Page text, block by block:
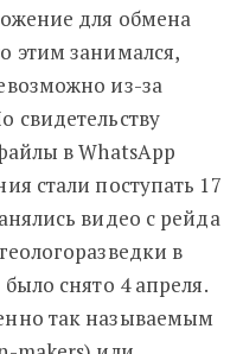
для обмена
этим занимался,
из-за
свидетельству
в WhatsApp
стали поступать 17
видео с рейда
в
снято 4 апреля.
так называемым